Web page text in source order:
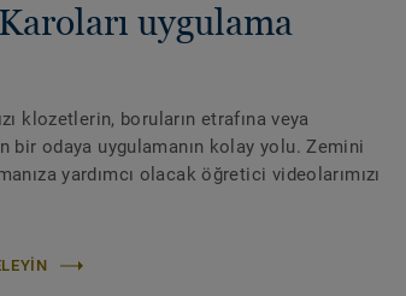
uygulama
klozetlerin, boruların etrafına veya
bir odaya uygulamanın kolay yolu. Zemini
yardımcı olacak öğretici videolarımızı